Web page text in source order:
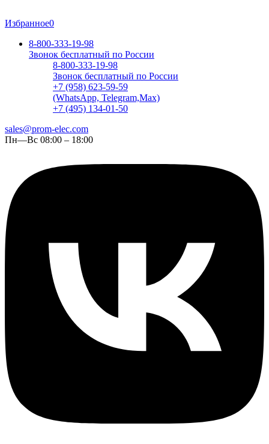
Избранное0
8-800-333-19-98
Звонок бесплатный по России
8-800-333-19-98
Звонок бесплатный по России
+7 (958) 623-59-59
(WhatsApp, Telegram,Max)
+7 (495) 134-01-50
sales@prom-elec.com
Пн—Вс 08:00 – 18:00